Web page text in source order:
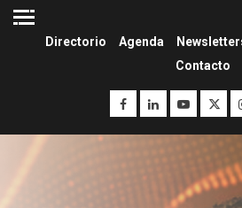
Directorio Agenda
Contacto